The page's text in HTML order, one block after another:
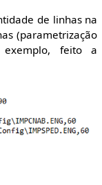
de linhas na
(parametrização
feito a